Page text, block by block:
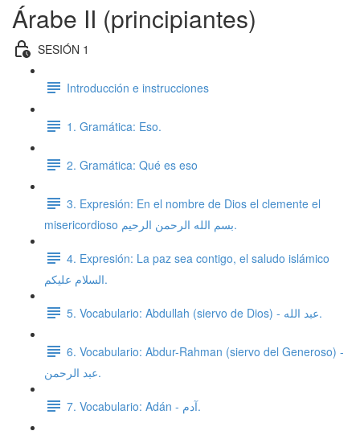
Árabe II (principiantes)
SESIÓN 1
Introducción e instrucciones
1. Gramática: Eso.
2. Gramática: Qué es eso
3. Expresión: En el nombre de Dios el clemente el
misericordioso بسم الله الرحمن الرحيم.
4. Expresión: La paz sea contigo, el saludo islámico
السلام عليكم.
5. Vocabulario: Abdullah (siervo de Dios) - عبد الله.
6. Vocabulario: Abdur-Rahman (siervo del Generoso) -
عبد الرحمن.
7. Vocabulario: Adán - آدم.